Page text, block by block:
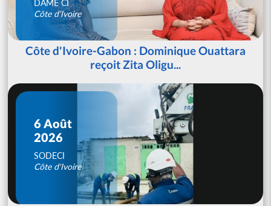
DAME CI
Côte d'Ivoire
Côte d'Ivoire-Gabon : Dominique Ouattara
reçoit Zita Oligu...
6 Août
2026
SODECI
Côte d'Ivoire